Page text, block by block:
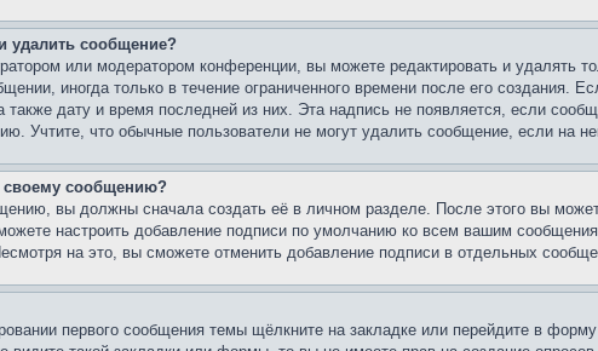
удалить сообщение?
или модератором конференции, вы можете редактировать и удалять
иногда только в течение ограниченного времени после его создания.
также дату и время последней из них. Эта надпись не появляется, если
Учтите, что обычные пользователи не могут удалить сообщение, если на
своему сообщению?
вы должны сначала создать её в личном разделе. После этого вы
настроить добавление подписи по умолчанию ко всем вашим
на это, вы сможете отменить добавление подписи в отдельных
первого сообщения темы щёлкните на закладке или перейдите в форму